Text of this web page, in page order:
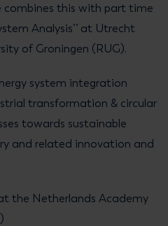
combines this with part time
Analysis’’ at Utrecht
of Groningen (RUG).
system integration
transformation & circular
towards sustainable
and related innovation and
the Netherlands Academy